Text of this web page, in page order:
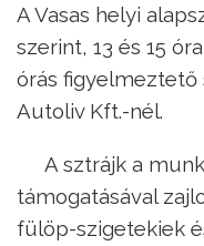
A Vasas helyi
szerint, 13 és 15
órás figyelmeztető
Autoliv Kft.-nél.
A sztrájk a
támogatásával
fülöp-szigetekiek